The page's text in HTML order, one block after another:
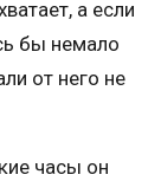
а если
бы немало
от него не
часы он